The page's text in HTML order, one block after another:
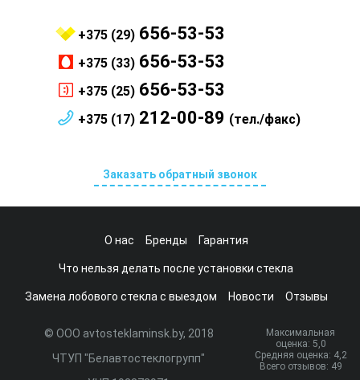
+375 (29) 656-53-53
+375 (33) 656-53-53
+375 (25) 656-53-53
+375 (17) 212-00-89 (тел./факс)
Заказать обратный звонок
О нас Бренды Гарантия
Что нельзя делать после установки стекла
Замена лобового стекла с выездом Новости Отзывы
© ООО avtosteklaminsk.by, 2018
ЧТУП "Белавтостеклогрупп"
Максимальная
оценка: 5,0
Средняя оценка: 4,2
Всего отзывов: 49